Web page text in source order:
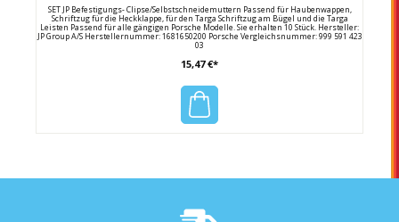
SET JP Befestigungs- Clipse/Selbstschneidemuttern Passend für Haubenwappen,
Schriftzug für die Heckklappe, für den Targa Schriftzug am Bügel und die Targa
Leisten Passend für alle gängigen Porsche Modelle. Sie erhalten 10 Stück. Hersteller:
JP Group A/S Herstellernummer: 1681650200 Porsche Vergleichsnummer: 999 591 423
03
15,47 €*